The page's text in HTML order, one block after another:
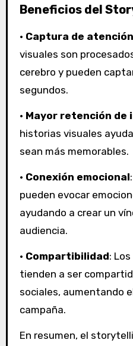
Beneficios del
• Captura de atención
visuales son
cerebro y pueden
segundos.
• Mayor retención de
historias visuales
sean más memorables.
• Conexión emocional
pueden evocar
ayudando a crear un
audiencia.
• Compartibilidad:
tienden a ser
sociales, aumentando
campaña.
En resumen, el